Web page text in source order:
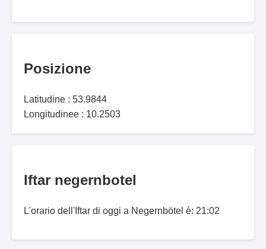
Posizione
Latitudine : 53.9844
Longitudinee : 10.2503
Iftar negernbotel
L'orario dell'Iftar di oggi a Negernbötel è: 21:02